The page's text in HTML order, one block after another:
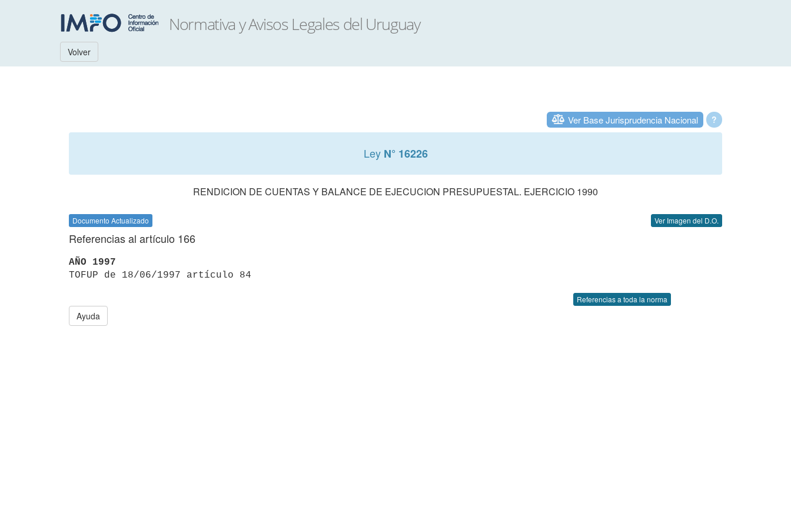
Volver
?
Ver Base Jurisprudencia Nacional
Ley N° 16226
RENDICION DE CUENTAS Y BALANCE DE EJECUCION PRESUPUESTAL. EJERCICIO 1990
Documento Actualizado Ver Imagen del D.O.
Referencias al artículo 166
AÑO 1997
Referencias a toda la norma
Ayuda